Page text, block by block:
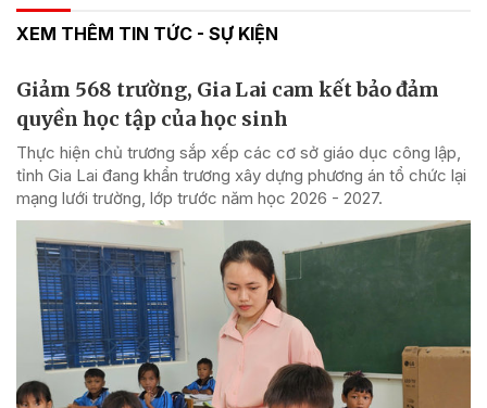
XEM THÊM TIN TỨC - SỰ KIỆN
Giảm 568 trường, Gia Lai cam kết bảo đảm
quyền học tập của học sinh
Thực hiện chủ trương sắp xếp các cơ sở giáo dục công lập,
tỉnh Gia Lai đang khẩn trương xây dựng phương án tổ chức lại
mạng lưới trường, lớp trước năm học 2026 - 2027.